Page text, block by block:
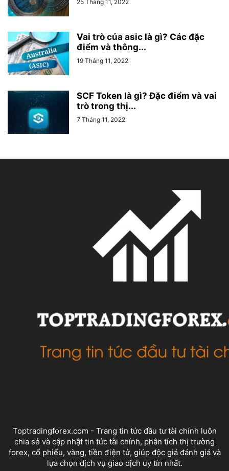
25 Tháng 11, 2022
Vai trò của asic là gì? Các đặc
điểm và thông...
19 Tháng 11, 2022
SCF Token là gì? Đặc điểm và vai
trò trong thị...
7 Tháng 11, 2022
Toptradingforex.com - Trang tin tức đầu tư tài chính luôn
chia sẻ và cập nhật tin tức tài chính, phân tích thị trường
forex, cổ phiếu, vàng, tiền điện tử, giúp độc giả đánh giá và
lựa chọn dịch vụ giao dịch uy tín nhất.